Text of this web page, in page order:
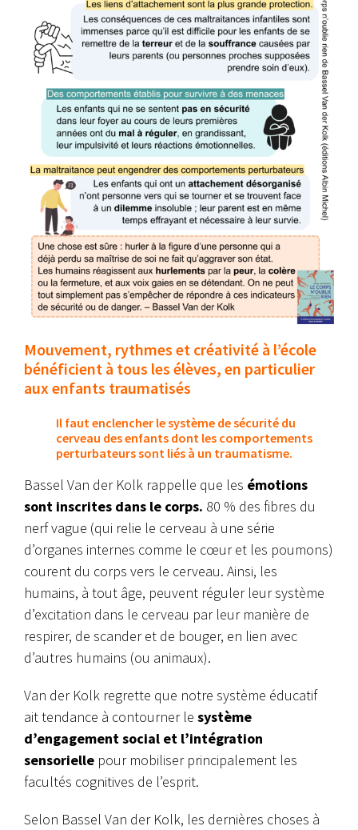
Mouvement, rythmes et créativité à l’école
bénéficient à tous les élèves, en particulier
aux enfants traumatisés
Il faut enclencher le système de sécurité du
cerveau des enfants dont les comportements
perturbateurs sont liés à un traumatisme.
Bassel Van der Kolk rappelle que les émotions
sont inscrites dans le corps. 80 % des fibres du
nerf vague (qui relie le cerveau à une série
d’organes internes comme le cœur et les poumons)
courent du corps vers le cerveau. Ainsi, les
humains, à tout âge, peuvent réguler leur système
d’excitation dans le cerveau par leur manière de
respirer, de scander et de bouger, en lien avec
d’autres humains (ou animaux).
Van der Kolk regrette que notre système éducatif
ait tendance à contourner le système
d’engagement social et l’intégration
sensorielle pour mobiliser principalement les
facultés cognitives de l’esprit.
Selon Bassel Van der Kolk, les dernières choses à